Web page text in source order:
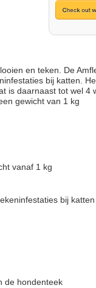
en teken. De
bij katten.
is daarnaast tot wel 4
gewicht van 1 kg
vanaf 1 kg
bij katten
de hondenteek